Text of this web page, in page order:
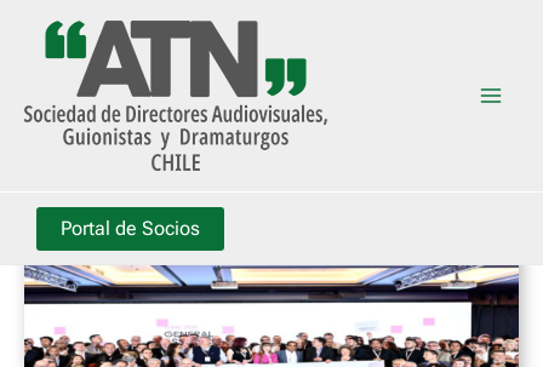
contenido
Portal de Socios